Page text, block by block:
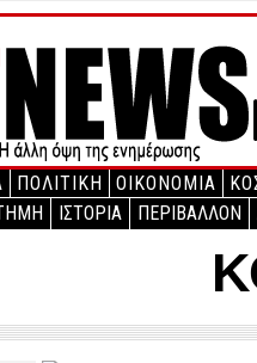
ΠΟΛΙΤΙΚΗ ΟΙΚΟΝΟΜΙΑ
ΙΣΤΟΡΙΑ ΠΕΡΙΒΑΛΛΟΝ